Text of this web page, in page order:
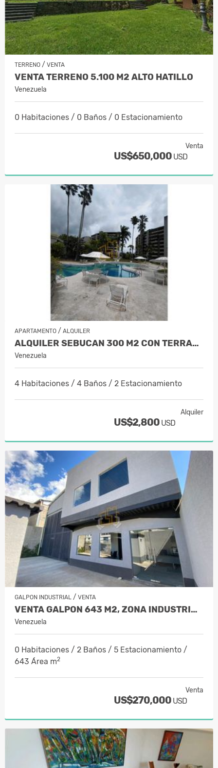
TERRENO / VENTA
VENTA TERRENO 5.100 M2 ALTO HATILLO
Venezuela
0 Habitaciones / 0 Baños / 0 Estacionamiento
Venta
US$650,000 USD
APARTAMENTO / ALQUILER
ALQUILER SEBUCAN 300 M2 CON TERRAZA Y…
Venezuela
4 Habitaciones / 4 Baños / 2 Estacionamiento
Alquiler
US$2,800 USD
GALPON INDUSTRIAL / VENTA
VENTA GALPON 643 M2, ZONA INDUSTRIAL…
Venezuela
0 Habitaciones / 2 Baños / 5 Estacionamiento /
643 Área m2
Venta
US$270,000 USD